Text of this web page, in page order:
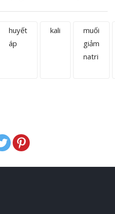
huyết
áp
kali
muối
giảm
natri